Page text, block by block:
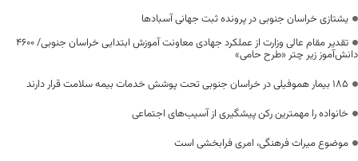
یشتازی خراسان جنوبی در پرونده ثبت جهانی آسبادها
تقدیر مقام عالی وزارت از عملکرد جهادی معاونت آموزش ابتدایی خراسان جنوبی/ ۴۶۰۰
دانش‌آموز زیر چتر «طرح حامی»
۱۸۵ بیمار هموفیلی در خراسان جنوبی تحت پوشش خدمات بیمه سلامت قرار دارند
خانواده را مهمترین رکن پیشگیری از آسیب‌های اجتماعی
موضوع میراث فرهنگی، امری فرابخشی است